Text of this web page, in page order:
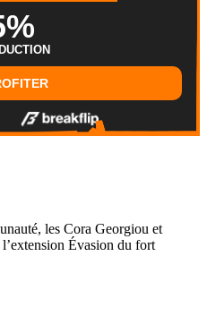
les Cora Georgiou et
Évasion du fort